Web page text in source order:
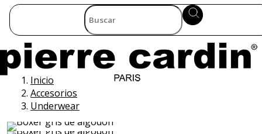
Inicio
Accesorios
Underwear